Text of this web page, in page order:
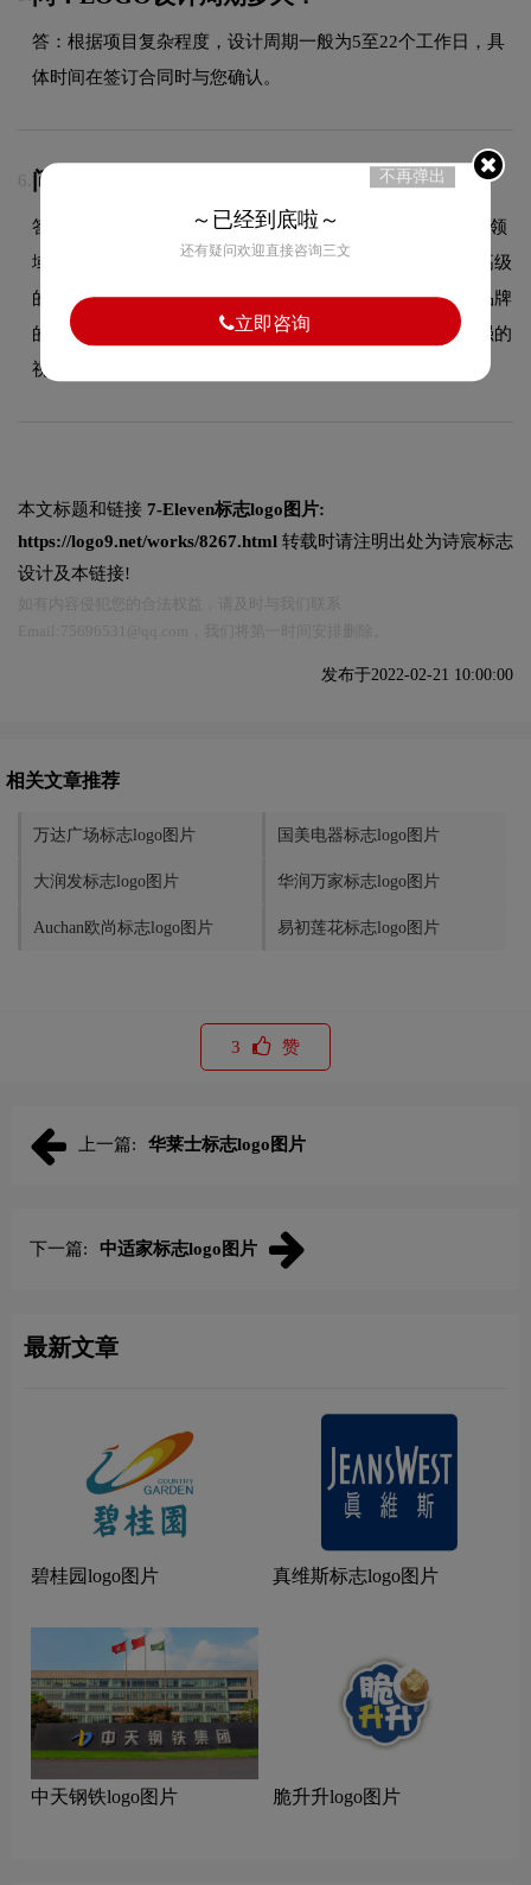
答：根据项目复杂程度，设计周期一般为5至22个工作日，具
体时间在签订合同时与您确认。
6. 问：7-Elevenlogo采用什么颜色搭配？
答：7-Eleven品牌整体使用的色彩方案充分契合了其在品牌领
域的品牌定位，以低饱和度的莫兰迪色调为主，传递淡雅高级
的品牌气质，契合品质消费定位。这种色彩选择既传递了品牌
的图形设计美学，又能有效吸引目标受众，使标志具有较强的
视觉辨识度。
本文标题和链接 7-Eleven标志logo图片:
https://logo9.net/works/8267.html 转载时请注明出处为诗宸标志
设计及本链接!
发布于2022-02-21 10:00:00
相关文章推荐
万达广场标志logo图片 国美电器标志logo图片
大润发标志logo图片 华润万家标志logo图片
Auchan欧尚标志logo图片 易初莲花标志logo图片
3 赞
上一篇: 华莱士标志logo图片
下一篇: 中适家标志logo图片
最新文章
碧桂园logo图片 真维斯标志logo图片
中天钢铁logo图片 脆升升logo图片
不再弹出
～已经到底啦～
还有疑问欢迎直接咨询三文
立即咨询